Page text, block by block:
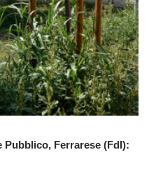
Pubblico, Ferrarese (FdI):